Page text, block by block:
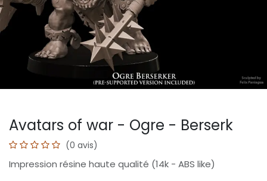
Avatars of war - Ogre - Berserk
(0 avis)
Impression résine haute qualité (14k - ABS like)